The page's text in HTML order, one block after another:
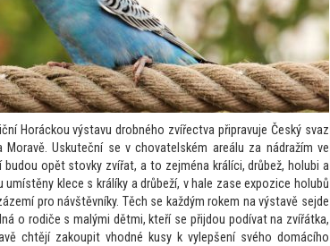
Horáckou výstavu drobného zvířectva připravuje Český svaz
Uskuteční se v chovatelském areálu za nádražím ve
budou opět stovky zvířat, a to zejména králíci, drůbež, holubi a
klece s králíky a drůbeží, v hale zase expozice holubů
pro návštěvníky. Těch se každým rokem na výstavě sejde
o rodiče s malými dětmi, kteří se přijdou podívat na zvířátka,
chtějí zakoupit vhodné kusy k vylepšení svého domácího